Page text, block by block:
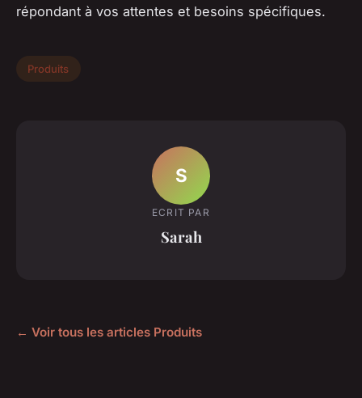
répondant à vos attentes et besoins spécifiques.
Produits
S
ECRIT PAR
Sarah
← Voir tous les articles Produits